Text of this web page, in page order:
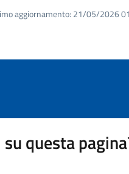
aggiornamento: 21/05/2026
questa